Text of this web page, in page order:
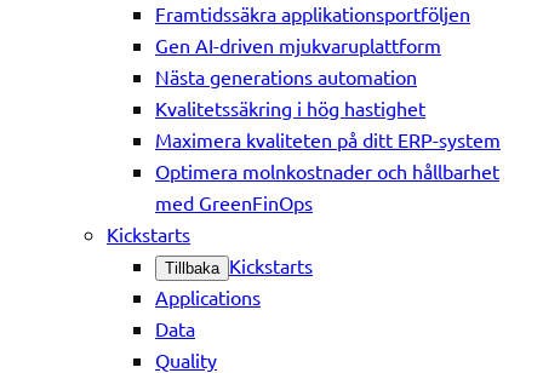
Framtidssäkra applikationsportföljen
Gen AI-driven mjukvaruplattform
Nästa generations automation
Kvalitetssäkring i hög hastighet
Maximera kvaliteten på ditt ERP-system
Optimera molnkostnader och hållbarhet
med GreenFinOps
Kickstarts
Tillbaka Kickstarts
Applications
Data
Quality